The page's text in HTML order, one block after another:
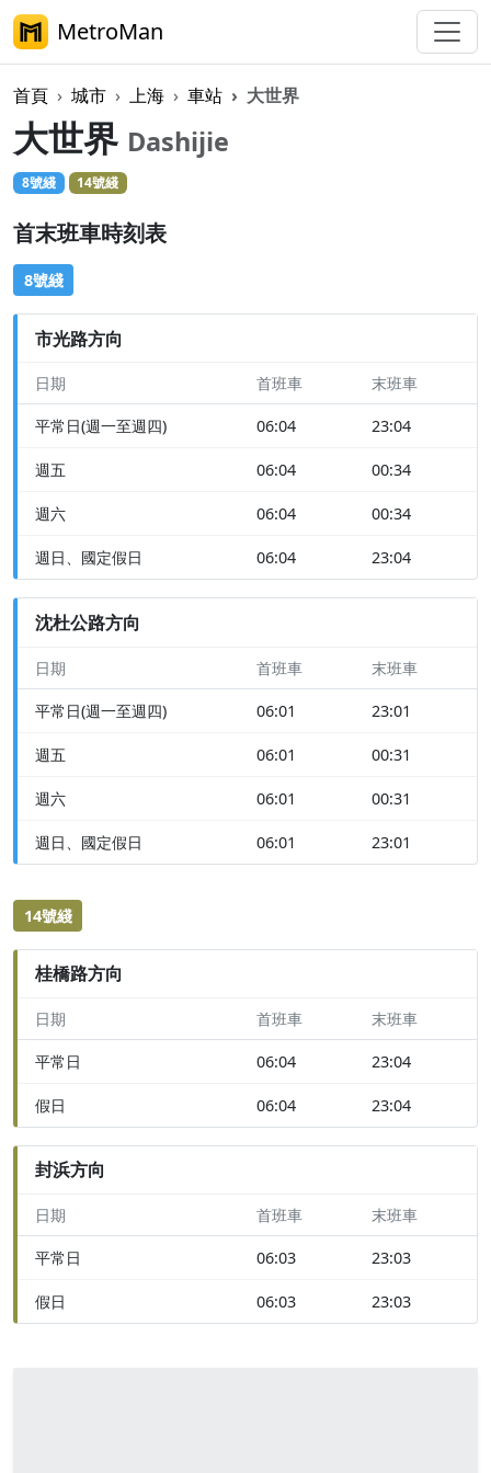
MetroMan
首頁 城市 上海 車站 大世界
大世界 Dashijie
8號綫 14號綫
首末班車時刻表
8號綫
市光路方向
日期 首班車 末班車
平常日(週一至週四) 06:04 23:04
週五 06:04 00:34
週六 06:04 00:34
週日、國定假日 06:04 23:04
沈杜公路方向
日期 首班車 末班車
平常日(週一至週四) 06:01 23:01
週五 06:01 00:31
週六 06:01 00:31
週日、國定假日 06:01 23:01
14號綫
桂橋路方向
日期 首班車 末班車
平常日 06:04 23:04
假日 06:04 23:04
封浜方向
日期 首班車 末班車
平常日 06:03 23:03
假日 06:03 23:03